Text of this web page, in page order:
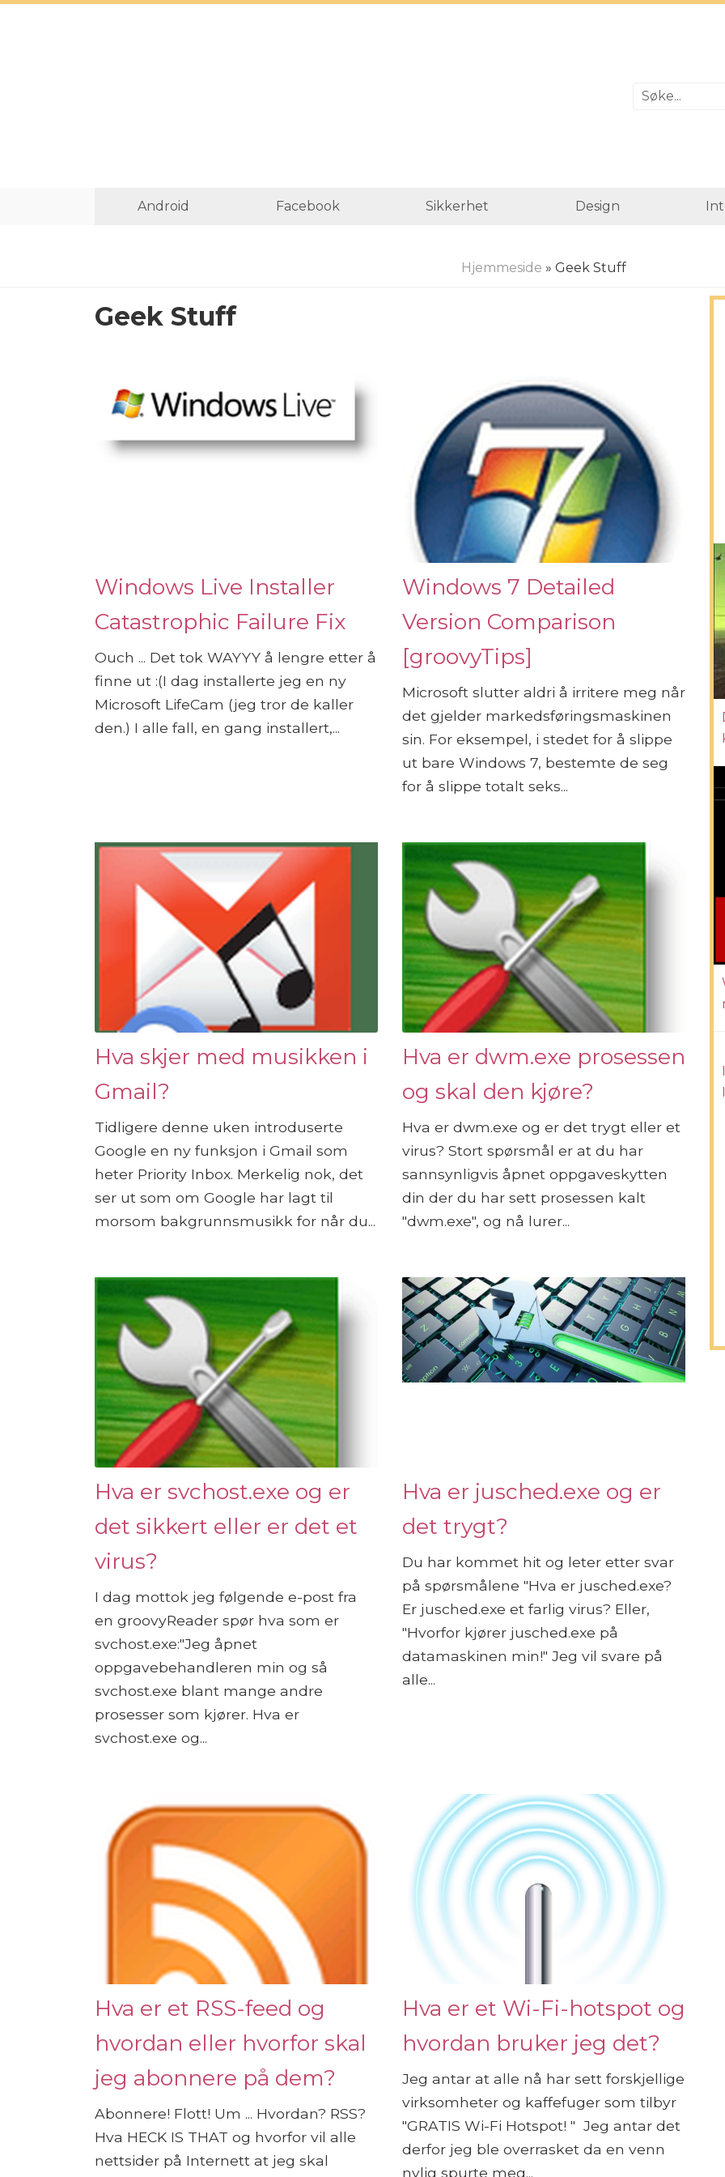
Android Facebook Sikkerhet Design
Hjemmeside » Geek Stuff
Geek Stuff
Windows Live Installer
Catastrophic Failure Fix
Ouch ... Det tok WAYYY å lengre etter å
finne ut :(I dag installerte jeg en ny
Microsoft LifeCam (jeg tror de kaller
den.) I alle fall, en gang installert,...
Windows 7 Detailed
Version Comparison
[groovyTips]
Microsoft slutter aldri å irritere meg når
det gjelder markedsføringsmaskinen
sin. For eksempel, i stedet for å slippe
ut bare Windows 7, bestemte de seg
for å slippe totalt seks...
Hva skjer med musikken i
Gmail?
Tidligere denne uken introduserte
Google en ny funksjon i Gmail som
heter Priority Inbox. Merkelig nok, det
ser ut som om Google har lagt til
morsom bakgrunnsmusikk for når du...
Hva er dwm.exe prosessen
og skal den kjøre?
Hva er dwm.exe og er det trygt eller et
virus? Stort spørsmål er at du har
sannsynligvis åpnet oppgaveskytten
din der du har sett prosessen kalt
"dwm.exe", og nå lurer...
Hva er svchost.exe og er
det sikkert eller er det et
virus?
I dag mottok jeg følgende e-post fra
en groovyReader spør hva som er
svchost.exe:"Jeg åpnet
oppgavebehandleren min og så
svchost.exe blant mange andre
prosesser som kjører. Hva er
svchost.exe og...
Hva er jusched.exe og er
det trygt?
Du har kommet hit og leter etter svar
på spørsmålene "Hva er jusched.exe?
Er jusched.exe et farlig virus? Eller,
"Hvorfor kjører jusched.exe på
datamaskinen min!" Jeg vil svare på
alle...
Hva er et RSS-feed og
hvordan eller hvorfor skal
jeg abonnere på dem?
Abonnere! Flott! Um ... Hvordan? RSS?
Hva HECK IS THAT og hvorfor vil alle
nettsider på Internett at jeg skal
Hva er et Wi-Fi-hotspot og
hvordan bruker jeg det?
Jeg antar at alle nå har sett forskjellige
virksomheter og kaffefuger som tilbyr
"GRATIS Wi-Fi Hotspot! " Jeg antar det
derfor jeg ble overrasket da en venn
nylig spurte meg...